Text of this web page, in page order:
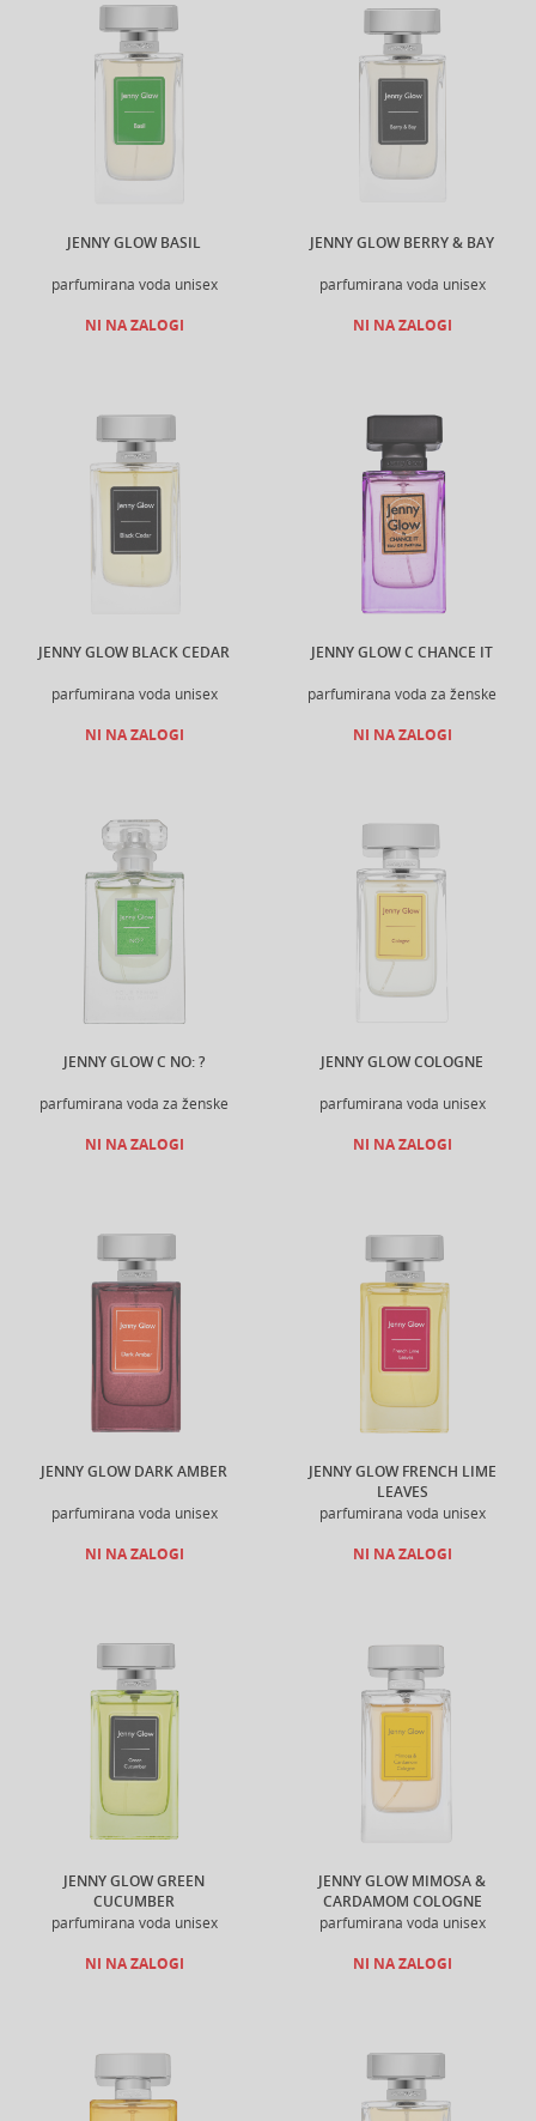
JENNY GLOW BASIL
parfumirana voda unisex
NI NA ZALOGI
JENNY GLOW BERRY & BAY
parfumirana voda unisex
NI NA ZALOGI
JENNY GLOW BLACK CEDAR
parfumirana voda unisex
NI NA ZALOGI
JENNY GLOW C CHANCE IT
parfumirana voda za ženske
NI NA ZALOGI
JENNY GLOW C NO: ?
parfumirana voda za ženske
NI NA ZALOGI
JENNY GLOW COLOGNE
parfumirana voda unisex
NI NA ZALOGI
JENNY GLOW DARK AMBER
parfumirana voda unisex
NI NA ZALOGI
JENNY GLOW FRENCH LIME
LEAVES
parfumirana voda unisex
NI NA ZALOGI
JENNY GLOW GREEN
CUCUMBER
parfumirana voda unisex
NI NA ZALOGI
JENNY GLOW MIMOSA &
CARDAMOM COLOGNE
parfumirana voda unisex
NI NA ZALOGI